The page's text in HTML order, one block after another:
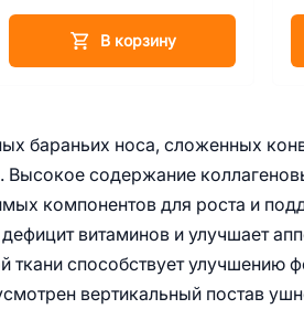
бараньих носа, сложенных
Высокое содержание
компонентов для роста и
витаминов и улучшает
ткани способствует
вертикальный постав
В корзину